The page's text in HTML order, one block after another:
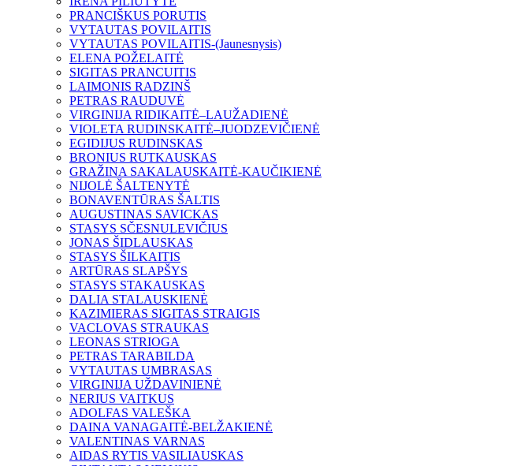
PRANCIŠKUS PORUTIS
VYTAUTAS POVILAITIS
VYTAUTAS POVILAITIS-(Jaunesnysis)
ELENA POŽELAITĖ
SIGITAS PRANCUITIS
LAIMONIS RADZINŠ
PETRAS RAUDUVĖ
VIRGINIJA RIDIKAITĖ–LAUŽADIENĖ
VIOLETA RUDINSKAITĖ–JUODZEVIČIENĖ
EGIDIJUS RUDINSKAS
BRONIUS RUTKAUSKAS
GRAŽINA SAKALAUSKAITĖ-KAUČIKIENĖ
NIJOLĖ ŠALTENYTĖ
BONAVENTŪRAS ŠALTIS
AUGUSTINAS SAVICKAS
STASYS SČESNULEVIČIUS
JONAS ŠIDLAUSKAS
STASYS ŠILKAITIS
ARTŪRAS SLAPŠYS
STASYS STAKAUSKAS
DALIA STALAUSKIENĖ
KAZIMIERAS SIGITAS STRAIGIS
VACLOVAS STRAUKAS
LEONAS STRIOGA
PETRAS TARABILDA
VYTAUTAS UMBRASAS
VIRGINIJA UŽDAVINIENĖ
NERIUS VAITKUS
ADOLFAS VALEŠKA
DAINA VANAGAITĖ-BELŽAKIENĖ
VALENTINAS VARNAS
AIDAS RYTIS VASILIAUSKAS